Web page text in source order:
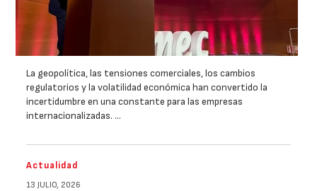
La geopolítica, las tensiones comerciales, los cambios
regulatorios y la volatilidad económica han convertido la
incertidumbre en una constante para las empresas
internacionalizadas. …
Actualidad
13 JULIO, 2026